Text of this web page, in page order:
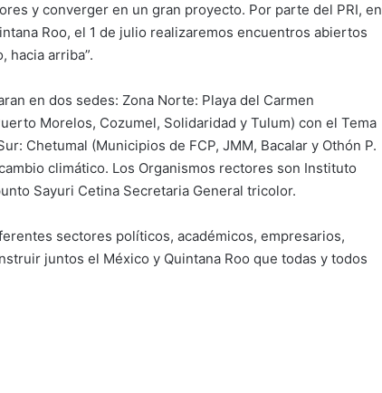
y converger en un gran proyecto. Por parte del PRI, en
Roo, el 1 de julio realizaremos encuentros abiertos
hacia arriba”.
en dos sedes: Zona Norte: Playa del Carmen
Morelos, Cozumel, Solidaridad y Tulum) con el Tema
Chetumal (Municipios de FCP, JMM, Bacalar y Othón P.
climático. Los Organismos rectores son Instituto
Sayuri Cetina Secretaria General tricolor.
sectores políticos, académicos, empresarios,
juntos el México y Quintana Roo que todas y todos